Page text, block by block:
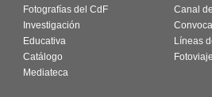
Fotografías del CdF
Investigación
Educativa
Catálogo
Mediateca
Canal
Líneas